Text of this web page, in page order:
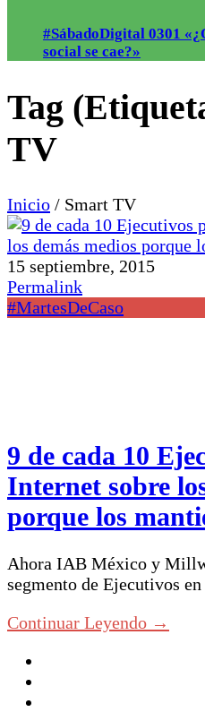
#SábadoDigital 0301
social se cae?»
Tag
TV
Inicio / Smart TV
15 septiembre, 2015
Permalink
#MartesDeCaso
9 de cada 10
Internet sobre
porque los
Ahora IAB México y
segmento de Ejecutivos
Continuar Leyendo →